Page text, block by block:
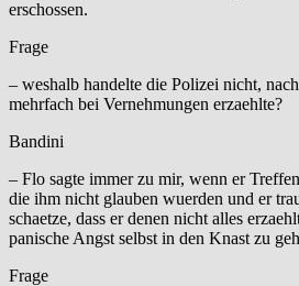
erschossen.
Frage
– weshalb handelte die Polizei nicht,
mehrfach bei Vernehmungen erzaehlte?
Bandini
– Flo sagte immer zu mir, wenn er
die ihm nicht glauben wuerden und er
schaetze, dass er denen nicht alles
panische Angst selbst in den Knast zu
Frage